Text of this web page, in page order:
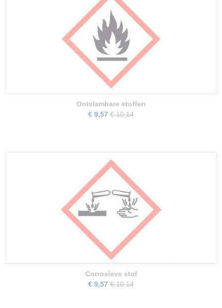
Ontvlambare stoffen
€ 9,57 € 10,14
Corrosieve stof
€ 9,57 € 10,14